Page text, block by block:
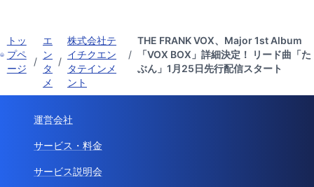
トッ
プペ
ージ
/
エ
ン
タ
メ
/
株式会社テ
イチクエン
タテインメ
ント
/
THE FRANK VOX、Major 1st Album
「VOX BOX」詳細決定！ リード曲「た
ぶん」1月25日先行配信スタート
運営会社
サービス・料金
サービス説明会